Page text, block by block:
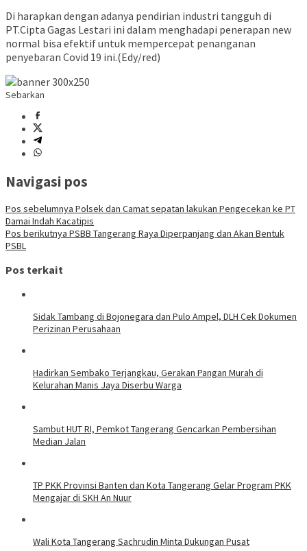
Di harapkan dengan adanya pendirian industri tangguh di
PT.Cipta Gagas Lestari ini dalam menghadapi penerapan new
normal bisa efektif untuk mempercepat penanganan
penyebaran Covid 19 ini.(Edy/red)
Sebarkan
Navigasi pos
Pos sebelumnya Polsek dan Camat sepatan lakukan Pengecekan ke PT
Damai Indah Kacatipis
Pos berikutnya PSBB Tangerang Raya Diperpanjang dan Akan Bentuk
PSBL
Pos terkait
Sidak Tambang di Bojonegara dan Pulo Ampel, DLH Cek Dokumen
Perizinan Perusahaan
Hadirkan Sembako Terjangkau, Gerakan Pangan Murah di
Kelurahan Manis Jaya Diserbu Warga
Sambut HUT RI, Pemkot Tangerang Gencarkan Pembersihan
Median Jalan
TP PKK Provinsi Banten dan Kota Tangerang Gelar Program PKK
Mengajar di SKH An Nuur
Wali Kota Tangerang Sachrudin Minta Dukungan Pusat